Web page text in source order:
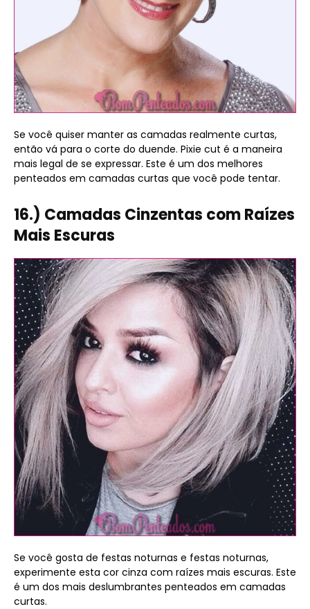
Se você quiser manter as camadas realmente curtas,
então vá para o corte do duende. Pixie cut é a maneira
mais legal de se expressar. Este é um dos melhores
penteados em camadas curtas que você pode tentar.
16.) Camadas Cinzentas com Raízes
Mais Escuras
Se você gosta de festas noturnas e festas noturnas,
experimente esta cor cinza com raízes mais escuras. Este
é um dos mais deslumbrantes penteados em camadas
curtas.